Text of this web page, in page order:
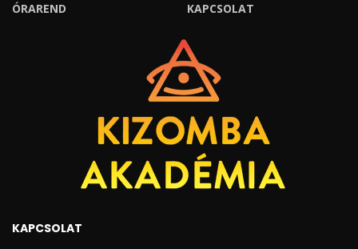
ÓRAREND
KAPCSOLAT
KAPCSOLAT